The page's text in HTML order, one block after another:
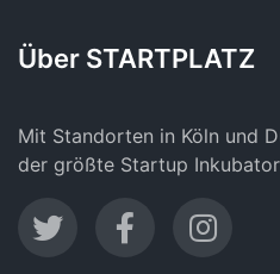
Über STARTPLATZ
Mit Standorten in Köln und
der größte Startup